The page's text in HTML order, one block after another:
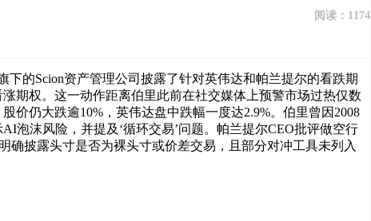
阅读： 1174
下的Scion资产管理公司披露了针对英伟达和帕兰提尔的看跌期
期权。这一动作距离伯里此前在社交媒体上预警市场过热仅数
价仍大跌逾10%，英伟达盘中跌幅一度达2.9%。伯里曾因2008
泡沫风险，并提及‘循环交易’问题。帕兰提尔CEO批评做空行
确披露头寸是否为裸头寸或价差交易，且部分对冲工具未列入